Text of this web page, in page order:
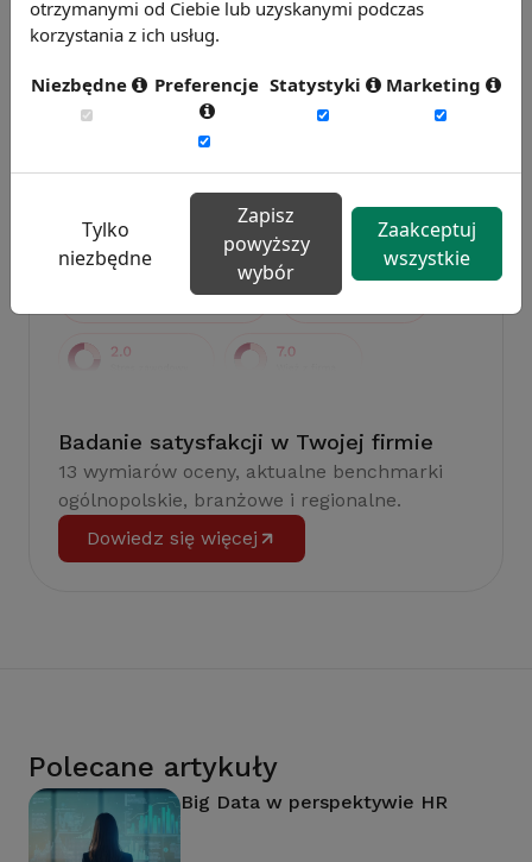
Badanie wskaźnikiHR 2026
Zmierz 59 wskaźników efektywności
personalnej, w tym absencję, fluktuację i
efektywność pracy.
Weź udział w badaniu
Badanie satysfakcji w Twojej firmie
13 wymiarów oceny, aktualne benchmarki
ogólnopolskie, branżowe i regionalne.
Dowiedz się więcej
Polecane artykuły
Big Data w perspektywie HR
otrzymanymi od Ciebie lub uzyskanymi podczas
korzystania z ich usług.
Niezbędne Preferencje Statystyki Marketing
Tylko
niezbędne
Zapisz
powyższy
wybór
Zaakceptuj
wszystkie